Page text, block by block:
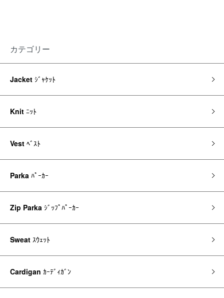
カテゴリー
Jacket ｼﾞｬｹｯﾄ
Knit ﾆｯﾄ
Vest ﾍﾞｽﾄ
Parka ﾊﾟｰｶｰ
Zip Parka ｼﾞｯﾌﾟﾊﾟｰｶｰ
Sweat ｽｳｪｯﾄ
Cardigan ｶｰﾃﾞｨｶﾞﾝ